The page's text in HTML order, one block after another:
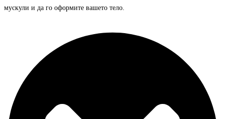
мускули и да го оформите вашето тело.